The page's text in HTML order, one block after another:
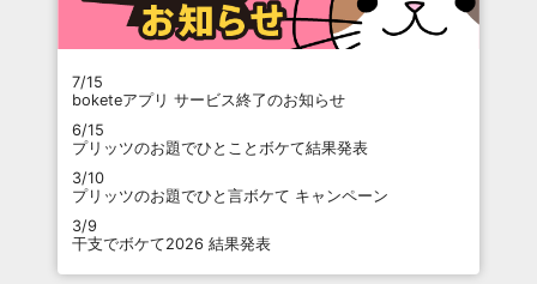
7/15
boketeアプリ サービス終了のお知らせ
6/15
プリッツのお題でひとことボケて結果発表
3/10
プリッツのお題でひと言ボケて キャンペーン
3/9
干支でボケて2026 結果発表